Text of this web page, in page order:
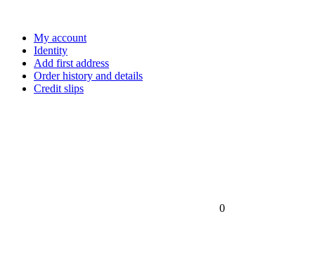
My account
Identity
Add first address
Order history and details
Credit slips
0